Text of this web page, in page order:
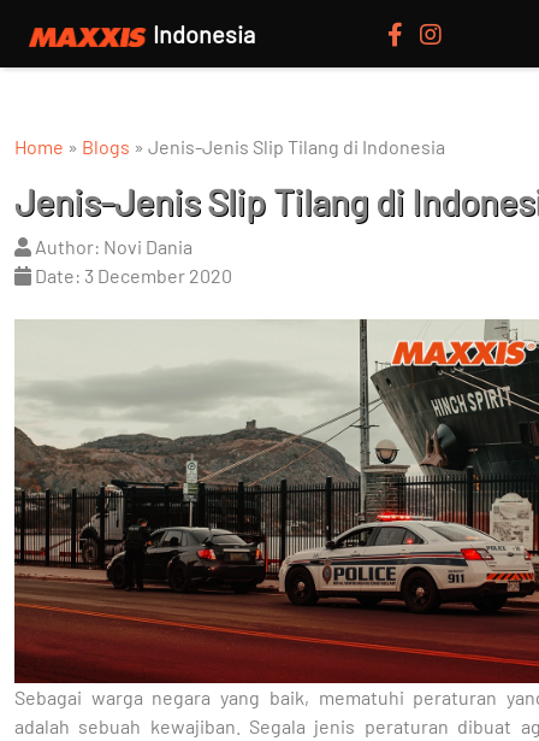
Indonesia
Home » Blogs » Jenis-Jenis Slip Tilang di Indonesia
Jenis-Jenis Slip Tilang di
Author: Novi Dania
Date: 3 December 2020
Sebagai warga negara yang baik, mematuhi peraturan
adalah sebuah kewajiban. Segala jenis peraturan dibuat